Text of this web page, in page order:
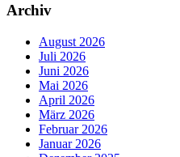
Archiv
August 2026
Juli 2026
Juni 2026
Mai 2026
April 2026
März 2026
Februar 2026
Januar 2026